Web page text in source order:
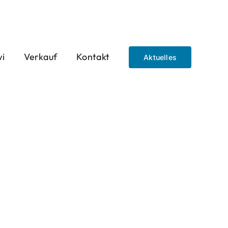
Verkauf Kontakt Aktuelles